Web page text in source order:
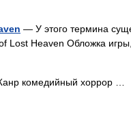
— У этого термина
Lost Heaven Обложка
комедийный хоррор …